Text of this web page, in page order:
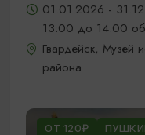
01.01.2026 -
13:00 до 14:00
Гвардейск, Музей
района
ОТ 120₽